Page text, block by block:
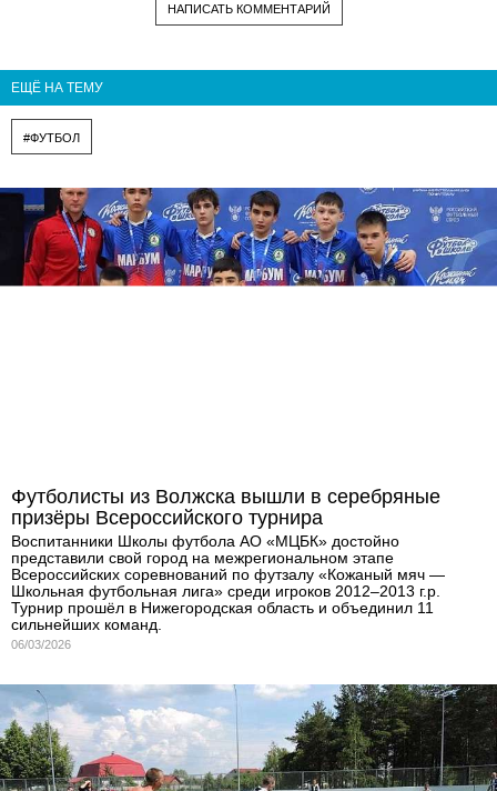
НАПИСАТЬ КОММЕНТАРИЙ
ЕЩЁ НА ТЕМУ
#ФУТБОЛ
Футболисты из Волжска вышли в серебряные
призёры Всероссийского турнира
Воспитанники Школы футбола АО «МЦБК» достойно
представили свой город на межрегиональном этапе
Всероссийских соревнований по футзалу «Кожаный мяч —
Школьная футбольная лига» среди игроков 2012–2013 г.р.
Турнир прошёл в Нижегородская область и объединил 11
сильнейших команд.
06/03/2026